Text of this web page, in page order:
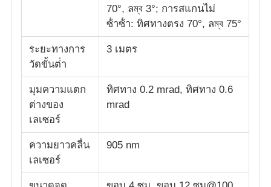
อุปกรณ์ต่อต้านเสียงพึมพำ
วงกว้างของการถ่ายภาพความร้อน
เครื่องวัดระยะด้วยเลเซอร์
70°, ลম্ব 3°; การสแกนไม่
ซ้ําซ้ํา: ทิศทางตรง 70°, ลম্ব 75°
ระยะทางการ
วัดขั้นต่ํา
3 เมตร
มุมความแตก
ต่างของ
เลเซอร์
ทิศทาง 0.2 mrad, ทิศทาง 0.6
mrad
ความยาวคลื่น
เลเซอร์
905 nm